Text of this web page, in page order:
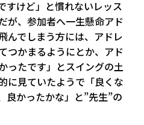
けど」と慣れないレッス
が、参加者へ一生懸命アド
んでしまう方には、アドレ
つかまるようにとか、アド
ったです」とスイングの土
に見ていたようで「良くな
良かったかな」と”先生”の